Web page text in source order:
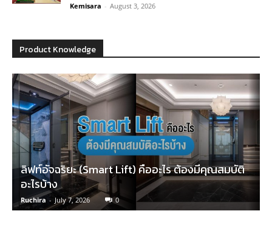
Kemisara - August 3, 2026
Product Knowledge
ลิฟท์อัจฉริยะ (Smart Lift) คืออะไร ต้องมีคุณสมบัติ
อะไรบ้าง
Ruchira - July 7, 2026 0